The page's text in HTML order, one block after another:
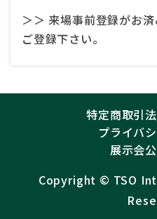
＞＞ 来場事前登録がお
ご登録下さい。
特定商取引
プライバ
展示会
Copyright ©︎ TSO